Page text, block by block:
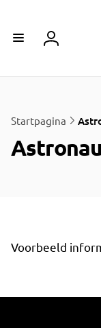
Inloggen
Startpagina
Voorbeeld